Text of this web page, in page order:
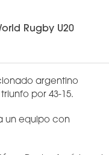
Rugby U20
argentino
por 43-15.
un equipo con